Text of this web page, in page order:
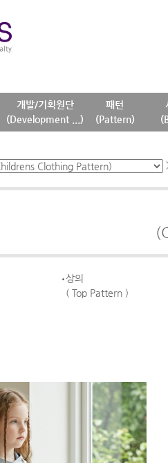
개발/기획원단
(Development ...)
패턴
(Pattern)
상의
( Top Pattern )